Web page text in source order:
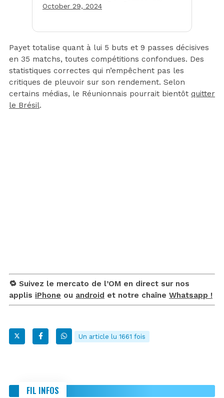
October 29, 2024
Payet totalise quant à lui 5 buts et 9 passes décisives
en 35 matchs, toutes compétitions confondues. Des
statistiques correctes qui n’empêchent pas les
critiques de pleuvoir sur son rendement. Selon
certains médias, le Réunionnais pourrait bientôt quitter
le Brésil.
🔁 Suivez le mercato de l’OM en direct sur nos
applis iPhone ou android et notre chaîne Whatsapp !
Un article lu 1661 fois
FIL INFOS